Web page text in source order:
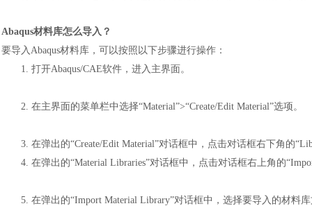
Abaqus材料库怎么导入？
要导入Abaqus材料库，可以按照以下步骤进行操作：
1. 打开Abaqus/CAE软件，进入主界面。
2. 在主界面的菜单栏中选择“Material”>“Create/Edit Material”选项。
3. 在弹出的“Create/Edit Material”对话框中，点击对话框右下角的
4. 在弹出的“Material Libraries”对话框中，点击对话框右上角的
5. 在弹出的“Import Material Library”对话框中，选择要导入的材料